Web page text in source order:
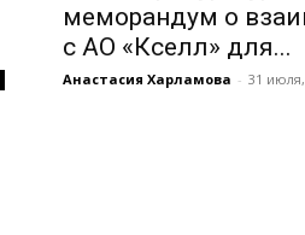
меморандум о
с АО «Кселл» для...
Анастасия Харламова - 31